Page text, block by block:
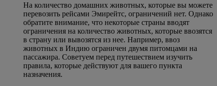
На количество домашних животных, которые вы можете
перевозить рейсами Эмирейтс, ограничений нет. Однако
обратите внимание, что некоторые страны вводят
ограничения на количество животных, которые ввозятся
в страну или вывозятся из нее. Например, ввоз
животных в Индию ограничен двумя питомцами на
пассажира. Советуем перед путешествием изучить
правила, которые действуют для вашего пункта
назначения.